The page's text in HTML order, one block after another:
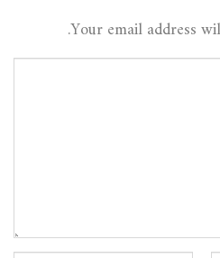
Your email address